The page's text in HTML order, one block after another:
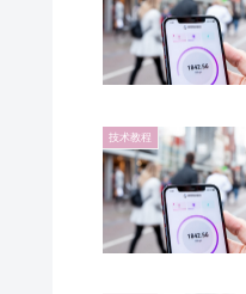
技术教程